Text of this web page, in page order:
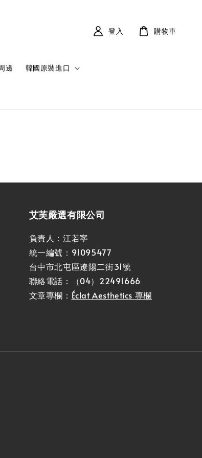
邊 韓國原裝進口
登入 購物車
艾芙嚴選有限公司
負責人：江若寧
統一編號：91095477
台中市北屯區遼陽二街31號
聯絡電話：（04）22491666
文章專欄： Éclat Aesthetics 專欄